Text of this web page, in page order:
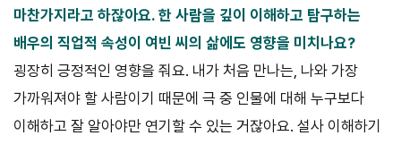
마찬가지라고 하잖아요. 한 사람을 깊이 이해하고 탐구하는
배우의 직업적 속성이 여 빈 씨의 삶에도 영향을 미치나요?
굉장히 긍정적인 영향을 줘요. 내가 처음 만나는, 나와 가장
가까워져야 할 사람이기 때문에 극 중 인물에 대해 누구보다
이해하고 잘 알아야만 연기할 수 있는 거잖아요. 설사 이해하기